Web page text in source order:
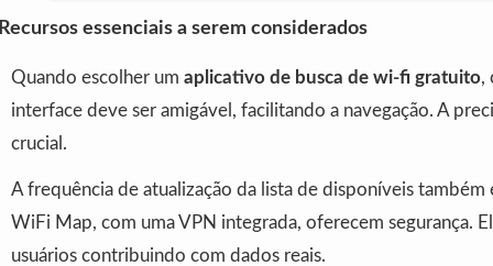
Recursos essenciais a serem considerados
Quando escolher um aplicativo de busca de wi-fi gratuito,
interface deve ser amigável, facilitando a navegação. A
crucial.
A frequência de atualização da lista de disponíveis
WiFi Map, com uma VPN integrada, oferecem segurança.
usuários contribuindo com dados reais.